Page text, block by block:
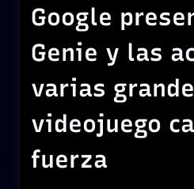
Google
Genie y las
varias
videojuego
fuerza